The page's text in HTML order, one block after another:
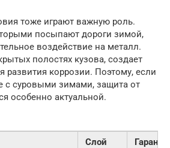
тоже играют важную роль.
посыпают дороги зимой,
воздействие на металл.
полостях кузова, создает
развития коррозии. Поэтому, если
с суровыми зимами, защита от
особенно актуальной.
Слой